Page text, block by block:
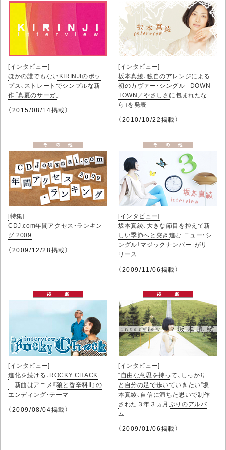
[インタビュー]
ほかの誰でもないKIRINJIのポッ
プス、ストレートでシンプルな新
作「真夏のサーガ」
（2015/08/14掲載）
[インタビュー]
坂本真綾、独自のアレンジによる
初のカヴァー・シングル 「DOWN
TOWN／やさしさに包まれたな
ら」を発表
（2010/10/22掲載）
[特集]
CDJ.com年間アクセス・ランキン
グ 2009
（2009/12/28掲載）
[インタビュー]
坂本真綾、大きな節目を控えて新
しい季節へと突き進む ニュー・シ
ングル「マジックナンバー」がリ
リース
（2009/11/06掲載）
[インタビュー]
進化を続ける、ROCKY CHACK
新曲はアニメ『狼と香辛料II』の
エンディング・テーマ
（2009/08/04掲載）
[インタビュー]
“自由な意思を持って、しっかり
と自分の足で歩いていきたい”坂
本真綾、自信に満ちた思いで制作
された３年３ヵ月ぶりのアルバ
ム
（2009/01/06掲載）